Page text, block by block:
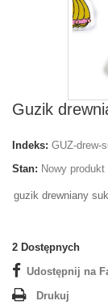
Guzik
Indeks: GUZ-drew-
Stan: Nowy produkt
guzik drewniany
2 Dostępnych
Udostępnij na
Drukuj